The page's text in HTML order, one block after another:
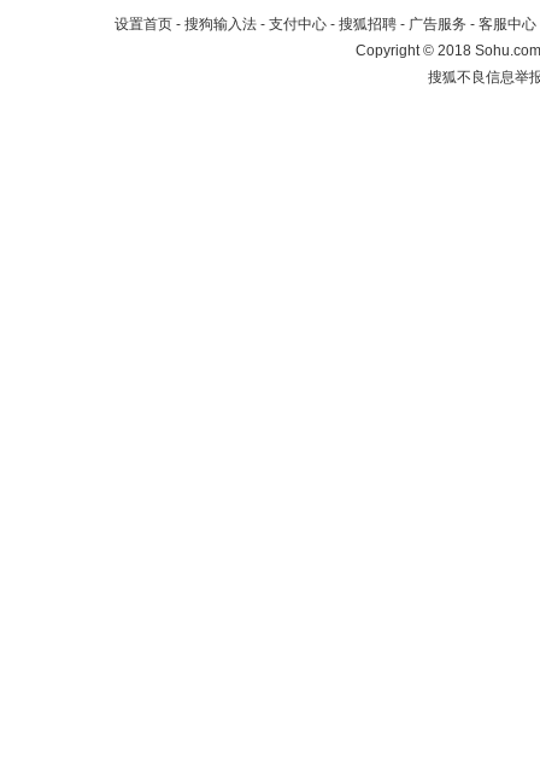
设置首页 - 搜狗输入法 - 支付中心 - 搜狐招聘 - 广告服务 - 客服中心
Copyright©2018
搜狐不良信息举